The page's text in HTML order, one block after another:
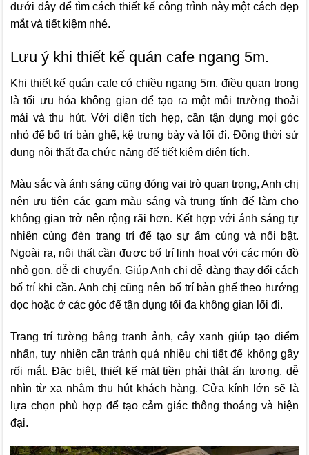
dưới đây để tìm cách thiết kế công trình này một cách đẹp
mắt và tiết kiệm nhé.
Lưu ý khi thiết kế quán cafe ngang 5m.
Khi thiết kế quán cafe có chiều ngang 5m, điều quan trọng
là tối ưu hóa không gian để tạo ra một môi trường thoải
mái và thu hút. Với diện tích hẹp, cần tận dụng mọi góc
nhỏ để bố trí bàn ghế, kệ trưng bày và lối đi. Đồng thời sử
dụng nội thất đa chức năng để tiết kiệm diện tích.
Màu sắc và ánh sáng cũng đóng vai trò quan trọng, Anh chị
nên ưu tiên các gam màu sáng và trung tính để làm cho
không gian trở nên rộng rãi hơn. Kết hợp với ánh sáng tự
nhiên cùng đèn trang trí để tạo sự ấm cúng và nổi bật.
Ngoài ra, nội thất cần được bố trí linh hoạt với các món đồ
nhỏ gọn, dễ di chuyển. Giúp Anh chị dễ dàng thay đổi cách
bố trí khi cần. Anh chị cũng nên bố trí bàn ghế theo hướng
dọc hoặc ở các góc để tận dụng tối đa không gian lối đi.
Trang trí tường bằng tranh ảnh, cây xanh giúp tạo điểm
nhấn, tuy nhiên cần tránh quá nhiều chi tiết để không gây
rối mắt. Đặc biệt, thiết kế mặt tiền phải thật ấn tượng, dễ
nhìn từ xa nhằm thu hút khách hàng. Cửa kính lớn sẽ là
lựa chọn phù hợp để tạo cảm giác thông thoáng và hiện
đại.